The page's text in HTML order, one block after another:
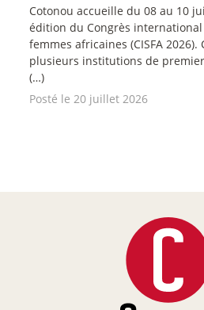
Cotonou accueille du 08 au 10
édition du Congrès
femmes africaines (CISFA
plusieurs institutions de
(…)
Posté le 20 juillet 2026